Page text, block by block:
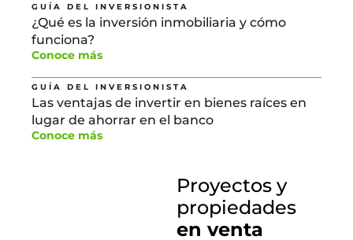
GUÍA DEL INVERSIONISTA
¿Qué es la inversión inmobiliaria y cómo
funciona?
Conoce más
GUÍA DEL INVERSIONISTA
Las ventajas de invertir en bienes raíces en
lugar de ahorrar en el banco
Conoce más
Proyectos y
propiedades
en venta